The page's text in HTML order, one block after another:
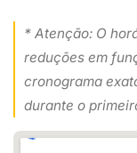
* Atenção: O
reduções em
cronograma
durante o